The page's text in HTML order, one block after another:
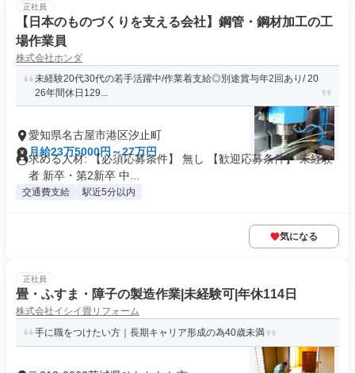
正社員
【日本のものづくりを支える会社】鋼管・鋼材加工の工
場作業員
株式会社ホンダ
未経験20代30代の若手活躍中/作業着支給◎別途賞与年2回あり/ 20
26年間休日129...
愛知県名古屋市港区汐止町
月給23万5000円～27万円
求める人材: 【必須応募条件】 無し 【歓迎応募条件】 未経験
者 新卒・第2新卒 中...
交通費支給 駅近5分以内
気になる
正社員
畳・ふすま・障子の製造作業|未経験可|年休114日
株式会社イシイ畳リフォーム
手に職をつけたい方｜長期キャリア形成の為40歳未満